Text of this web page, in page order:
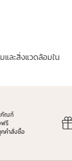
ละสิ่งแวดล้อมใน
ภัณฑ์
รี
คำสั่งซื้อ